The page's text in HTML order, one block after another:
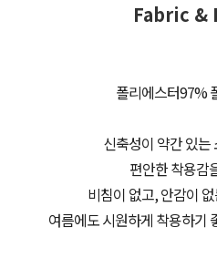
Fabric &
폴리에스터97%
신축성이 약간 있는
편안한 착용감
비침이 없고, 안감이
여름에도 시원하게 착용하기